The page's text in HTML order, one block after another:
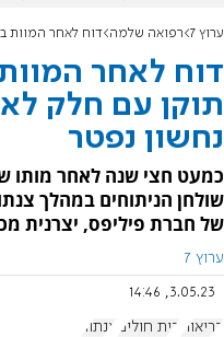
ערוץ 7 רפואה שלמה דוח לאחר המוות בצנתור:
דוח לאחר
תוקן עם חלק
נחשון נפטר
שולחן הניתוחים במהלך
של חברת פיליפס, יצרנית
ערוץ 7
3.05.23, 14:46
בריאות בית חולים צנתור